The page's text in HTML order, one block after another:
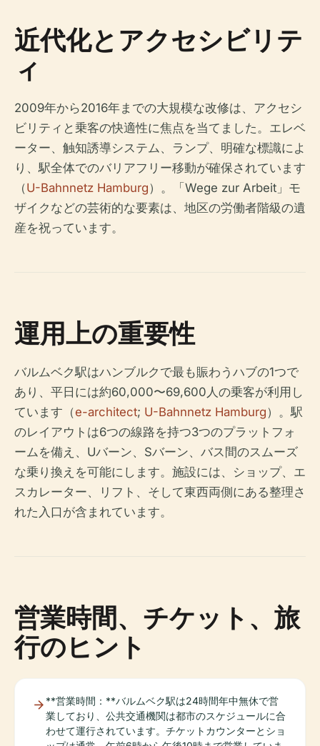
近代化とアクセシビリテ
ィ
2009年から2016年までの大規模な改修は、アクセシ
ビリティと乗客の快適性に焦点を当てました。エレベ
ーター、触知誘導システム、ランプ、明確な標識によ
り、駅全体でのバリアフリー移動が確保されています
（U-Bahnnetz Hamburg）。「Wege zur Arbeit」モ
ザイクなどの芸術的な要素は、地区の労働者階級の遺
産を祝っています。
運用上の重要性
バルムベク駅はハンブルクで最も賑わうハブの1つで
あり、平日には約60,000〜69,600人の乗客が利用し
ています（e-architect; U-Bahnnetz Hamburg）。駅
のレイアウトは6つの線路を持つ3つのプラットフォ
ームを備え、Uバーン、Sバーン、バス間のスムーズ
な乗り換えを可能にします。施設には、ショップ、エ
スカレーター、リフト、そして東西両側にある整理さ
れた入口が含まれています。
営業時間、チケット、旅
行のヒント
**営業時間：**バルムベク駅は24時間年中無休で営
業しており、公共交通機関は都市のスケジュールに合
わせて運行されています。チケットカウンターとショ